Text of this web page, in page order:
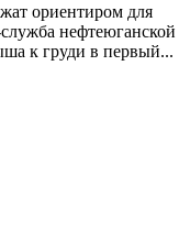
ориентиром для
нефтеюганской
к груди в первый...